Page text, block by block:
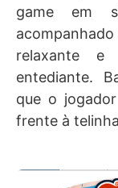
game em
relaxante e
entediante.
que o
frente à